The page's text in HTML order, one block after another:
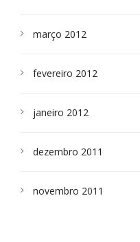
março 2012
fevereiro 2012
janeiro 2012
dezembro 2011
novembro 2011